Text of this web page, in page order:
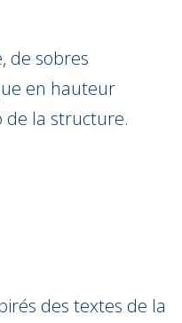
de sobres
en hauteur
la structure.
des textes de la